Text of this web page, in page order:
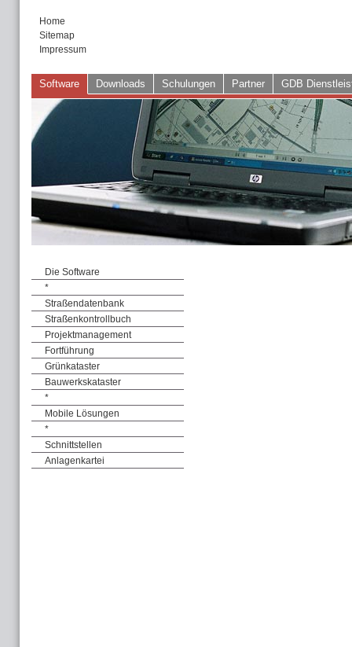
Home
Sitemap
Impressum
Software Downloads Schulungen Partner GDB
Die Software
*
Straßendatenbank
Straßenkontrollbuch
Projektmanagement
Fortführung
Grünkataster
Bauwerkskataster
*
Mobile Lösungen
*
Schnittstellen
Anlagenkartei